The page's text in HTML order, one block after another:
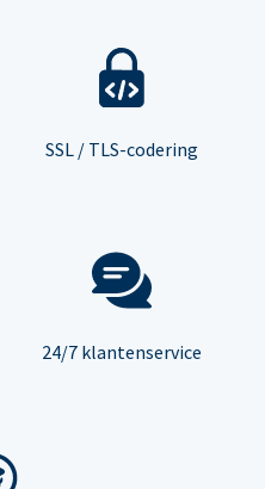
SSL / TLS-codering
24/7 klantenservice